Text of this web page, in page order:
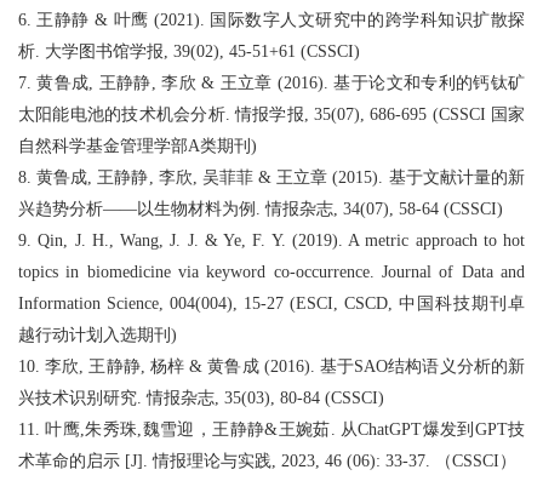
6. 王静静 & 叶鹰 (2021). 国际数字人文研究中的跨学科知识扩散探
析. 大学图书馆学报, 39(02), 45-51+61 (CSSCI)
7. 黄鲁成, 王静静, 李欣 & 王立章 (2016). 基于论文和专利的钙钛矿
太阳能电池的技术机会分析. 情报学报, 35(07), 686-695 (CSSCI 国家
自然科学基金管理学部A类期刊)
8. 黄鲁成, 王静静, 李欣, 吴菲菲 & 王立章 (2015). 基于文献计量的新
兴趋势分析——以生物材料为例. 情报杂志, 34(07), 58-64 (CSSCI)
9. Qin, J. H., Wang, J. J. & Ye, F. Y. (2019). A metric approach to hot
topics in biomedicine via keyword co-occurrence. Journal of Data and
Information Science, 004(004), 15-27 (ESCI, CSCD, 中国科技期刊卓
越行动计划入选期刊)
10. 李欣, 王静静, 杨梓 & 黄鲁成 (2016). 基于SAO结构语义分析的新
兴技术识别研究. 情报杂志, 35(03), 80-84 (CSSCI)
11. 叶鹰,朱秀珠,魏雪迎，王静静&王婉茹. 从ChatGPT爆发到GPT技
术革命的启示 [J]. 情报理论与实践, 2023, 46 (06): 33-37. （CSSCI）